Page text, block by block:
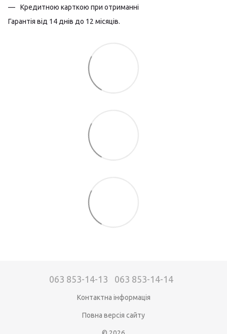
Кредитною карткою при отриманні
Гарантія від 14 днів до 12 місяців.
063 853-14-13 063 853-14-14
Контактна інформація
Повна версія сайту